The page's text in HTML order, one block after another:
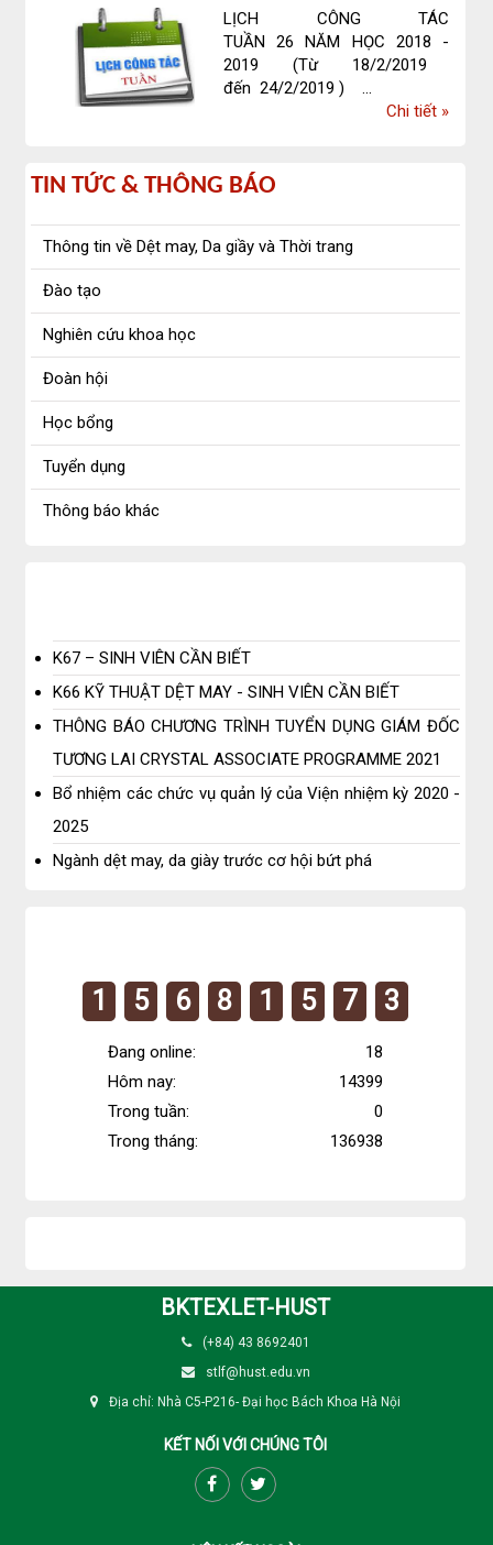
tuần
LỊCH CÔNG TÁC
TUẦN 26 NĂM HỌC 2018 -
2019 (Từ 18/2/2019
đến 24/2/2019 ) ...
Chi tiếtvề
26
»
Tin
tức
&
Thông
báo
TIN TỨC & THÔNG BÁO
Thông tin về Dệt may, Da giầy và Thời trang
Đào tạo
Nghiên cứu khoa học
Đoàn hội
Học bổng
Tuyển dụng
Thông báo khác
K67 – SINH VIÊN CẦN BIẾT
K66 KỸ THUẬT DỆT MAY - SINH VIÊN CẦN BIẾT
THÔNG BÁO CHƯƠNG TRÌNH TUYỂN DỤNG GIÁM ĐỐC
TƯƠNG LAI CRYSTAL ASSOCIATE PROGRAMME 2021
Bổ nhiệm các chức vụ quản lý của Viện nhiệm kỳ 2020 -
2025
Ngành dệt may, da giày trước cơ hội bứt phá
1 5 6 8 1 5 7 3
Đang online:
18
Hôm nay:
14399
Trong tuần:
0
Trong tháng:
136938
BKTEXLET-HUST
(+84) 43 8692401
stlf@hust.edu.vn
Địa chỉ: Nhà C5-P216- Đại học Bách Khoa Hà Nội
KẾT NỐI VỚI CHÚNG TÔI